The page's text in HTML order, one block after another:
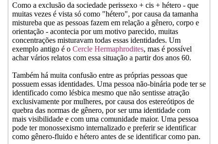
Como a exclusão da sociedade perissexo + cis + hétero - que
muitas vezes é vista só como "hétero", por causa da tamanha
mistureba que as pessoas fazem em relação a gênero, corpo e
orientação - acontecia por um motivo parecido, muitas
concentrações misturavam todas essas identidades. Um
exemplo antigo é o Cercle Hermaphrodites, mas é possível
achar vários relatos com essa situação a partir dos anos 60.
Também há muita confusão entre as próprias pessoas que
possuem essas identidades. Uma pessoa não-binária pode ter se
identificado como lésbica mesmo que não sentisse atração
exclusivamente por mulheres, por causa dos estereótipos de
quebra das normas de gênero, por ser uma identidade com
mais visibilidade e com uma comunidade maior. Uma pessoa
pode ter monossexismo internalizado e preferir se identificar
como gênero-fluido e hétero antes de se identificar como pan.